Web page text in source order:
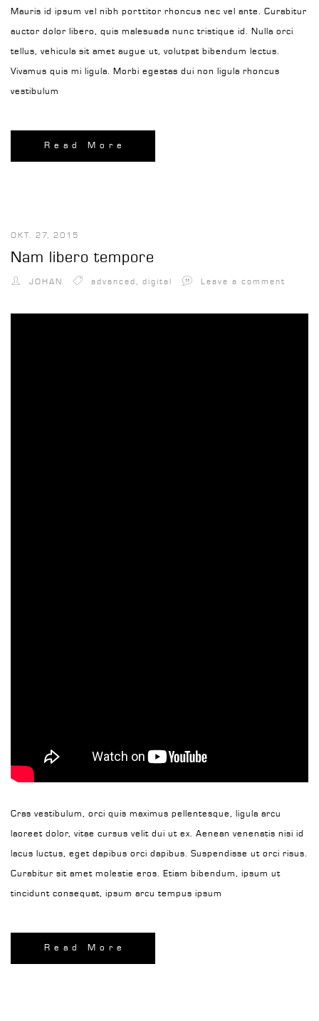
Mauris id ipsum vel nibh porttitor rhoncus nec vel ante. Curabitur
auctor dolor libero, quis malesuada nunc tristique id. Nulla orci
tellus, vehicula sit amet augue ut, volutpat bibendum lectus.
Vivamus quis mi ligula. Morbi egestas dui non ligula rhoncus
vestibulum
Read More
OKT. 27, 2015
Nam libero tempore
JOHAN advanced , digital Leave a comment
Cras vestibulum, orci quis maximus pellentesque, ligula arcu
laoreet dolor, vitae cursus velit dui ut ex. Aenean venenatis nisi id
lacus luctus, eget dapibus orci dapibus. Suspendisse ut orci risus.
Curabitur sit amet molestie eros. Etiam bibendum, ipsum ut
tincidunt consequat, ipsum arcu tempus ipsum
Read More